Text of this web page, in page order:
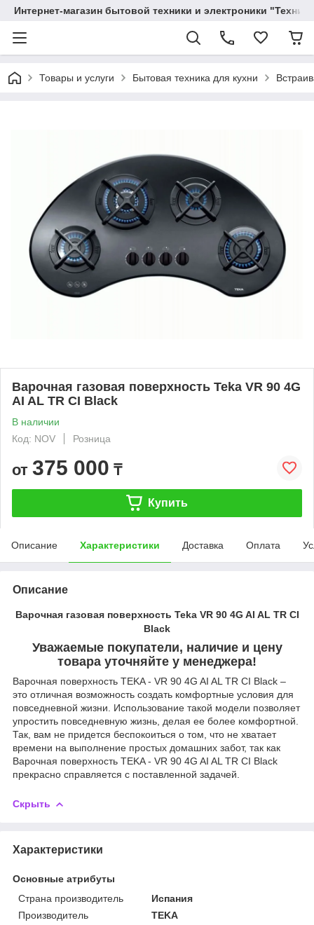
Интернет-магазин бытовой техники и электроники
Товары и услуги Бытовая техника для кухни
Варочная газовая поверхность Teka VR 90 4G
AI AL TR CI Black
В наличии
Код: NOV
Розница
от 375 000 ₸
Купить
Описание Характеристики Доставка Оплата
Описание
Варочная газовая поверхность Teka VR 90 4G AI AL TR CI
Black
Уважаемые покупатели, наличие и цену
товара уточняйте у менеджера!
Варочная поверхность TEKA - VR 90 4G AI AL TR CI Black –
это отличная возможность создать комфортные условия для
повседневной жизни. Использование такой модели позволяет
упростить повседневную жизнь, делая ее более комфортной.
Так, вам не придется беспокоиться о том, что не хватает
времени на выполнение простых домашних забот, так как
Варочная поверхность TEKA - VR 90 4G AI AL TR CI Black
прекрасно справляется с поставленной задачей.
Скрыть
Характеристики
Основные атрибуты
Страна производитель
Испания
Производитель
TEKA